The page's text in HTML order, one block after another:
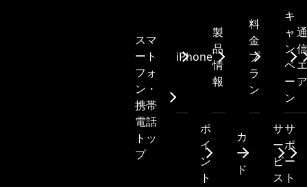
スマ
ート
フォ
ン・
携帯
電話
トッ
プ
iPhone
製
品
情
報
料
金
プ
ラ
ン
キ
ャ
ン
ペ
ー
ン
通
ア
ポ
イ
ン
ト
カ
ー
ド
サ
ー
ビ
ス
サ
ポ
ー
ト